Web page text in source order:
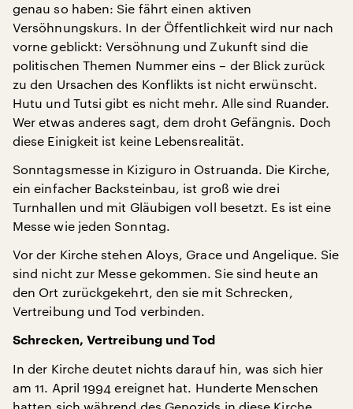
genau so haben: Sie fährt einen aktiven
Versöhnungskurs. In der Öffentlichkeit wird nur nach
vorne geblickt: Versöhnung und Zukunft sind die
politischen Themen Nummer eins – der Blick zurück
zu den Ursachen des Konflikts ist nicht erwünscht.
Hutu und Tutsi gibt es nicht mehr. Alle sind Ruander.
Wer etwas anderes sagt, dem droht Gefängnis. Doch
diese Einigkeit ist keine Lebensrealität.
Sonntagsmesse in Kiziguro in Ostruanda. Die Kirche,
ein einfacher Backsteinbau, ist groß wie drei
Turnhallen und mit Gläubigen voll besetzt. Es ist eine
Messe wie jeden Sonntag.
Vor der Kirche stehen Aloys, Grace und Angelique. Sie
sind nicht zur Messe gekommen. Sie sind heute an
den Ort zurückgekehrt, den sie mit Schrecken,
Vertreibung und Tod verbinden.
Schrecken, Vertreibung und Tod
In der Kirche deutet nichts darauf hin, was sich hier
am 11. April 1994 ereignet hat. Hunderte Menschen